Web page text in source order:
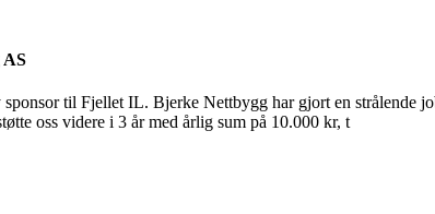
AS
til Fjellet IL. Bjerke Nettbygg har gjort en strålende
oss videre i 3 år med årlig sum på 10.000 kr, t